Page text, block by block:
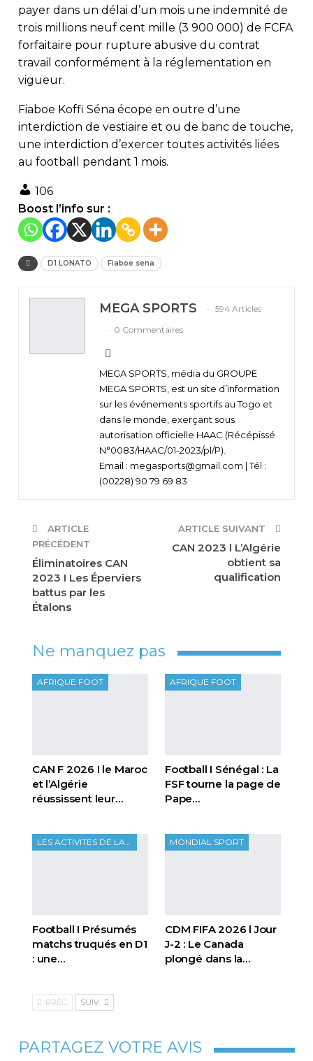
payer dans un délai d’un mois une indemnité de
trois millions neuf cent mille (3 900 000) de FCFA
forfaitaire pour rupture abusive du contrat
travail conformément à la réglementation en
vigueur.
Fiaboe Koffi Séna écope en outre d’une
interdiction de vestiaire et ou de banc de touche,
une interdiction d’exercer toutes activités liées
au football pendant 1 mois.
106
Boost l’info sur :
D1 LONATO Fiaboe sena
MEGA SPORTS
594 Articles
0 Commentaires
MEGA SPORTS, média du GROUPE
MEGA SPORTS, est un site d’information
sur les événements sportifs au Togo et
dans le monde, exerçant sous
autorisation officielle HAAC (Récépissé
N°0083/HAAC/01-2023/pl/P).
Email : megasports@gmail.com | Tél :
(00228) 90 79 69 83
ARTICLE
PRÉCÉDENT
Éliminatoires CAN
2023 I Les Éperviers
battus par les
Étalons
ARTICLE SUIVANT
CAN 2023 l L’Algérie
obtient sa
qualification
Ne manquez pas
AFRIQUE FOOT
CAN F 2026 I le Maroc
et l’Algérie
réussissent leur…
AFRIQUE FOOT
Football I Sénégal : La
FSF tourne la page de
Pape…
Football I Présumés
matchs truqués en D1
: une…
MONDIAL SPORT
CDM FIFA 2026 l Jour
J-2 : Le Canada
plongé dans la…
PRÉC. SUIV.
PARTAGEZ VOTRE AVIS